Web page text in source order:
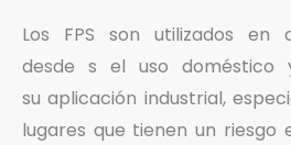
Los FPS son utilizados en
desde s el uso doméstico
su aplicación industrial,
lugares que tienen un riesgo